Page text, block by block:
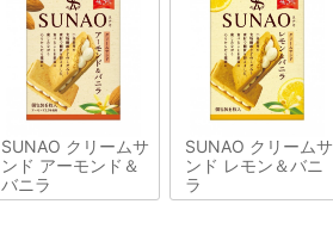
SUNAO クリームサ
ンド アーモンド＆
バニラ
SUNAO クリームサ
ンド レモン＆バニ
ラ